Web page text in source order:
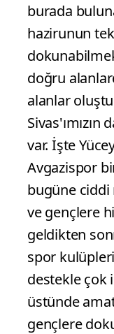
burada
hazirunun
doğru
alanlar
var. İşte
Avgazispor
bugüne ciddi
ve gençlere
geldikten
spor
destekle çok
üstünde
gençlere